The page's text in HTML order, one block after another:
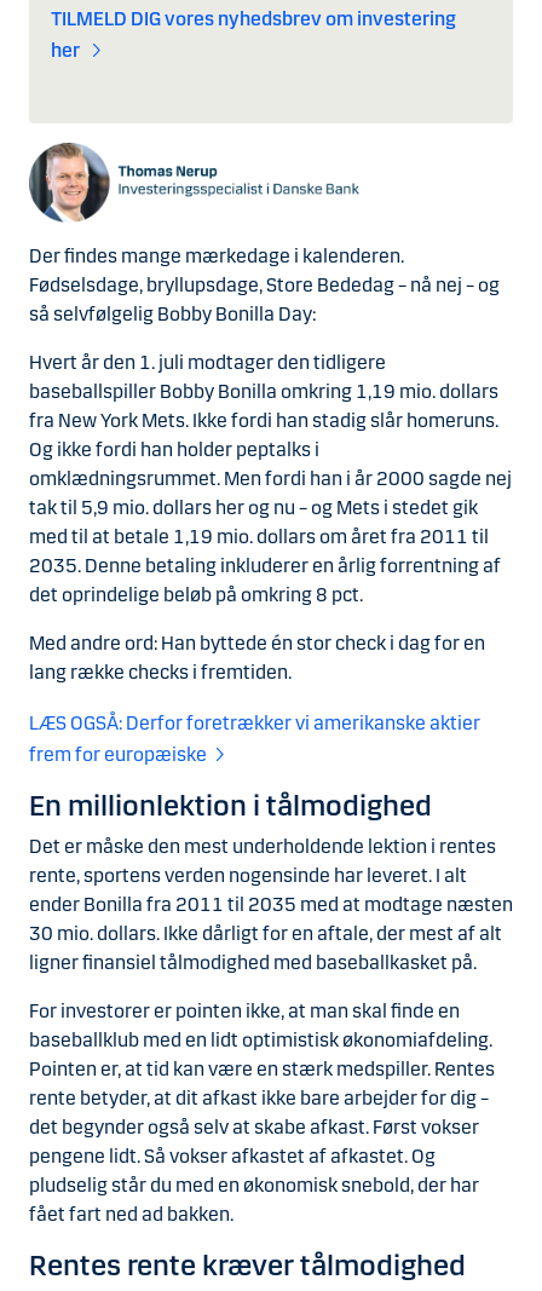
TILMELD DIG vores nyhedsbrev om investering
her
Der findes mange mærkedage i kalenderen.
Fødselsdage, bryllupsdage, Store Bededag – nå nej – og
så selvfølgelig Bobby Bonilla Day:
Hvert år den 1. juli modtager den tidligere
baseballspiller Bobby Bonilla omkring 1,19 mio. dollars
fra New York Mets. Ikke fordi han stadig slår homeruns.
Og ikke fordi han holder peptalks i
omklædningsrummet. Men fordi han i år 2000 sagde nej
tak til 5,9 mio. dollars her og nu – og Mets i stedet gik
med til at betale 1,19 mio. dollars om året fra 2011 til
2035. Denne betaling inkluderer en årlig forrentning af
det oprindelige beløb på omkring 8 pct.
Med andre ord: Han byttede én stor check i dag for en
lang række checks i fremtiden.
LÆS OGSÅ: Derfor foretrækker vi amerikanske aktier
frem for europæiske
En millionlektion i tålmodighed
Det er måske den mest underholdende lektion i rentes
rente, sportens verden nogensinde har leveret. I alt
ender Bonilla fra 2011 til 2035 med at modtage næsten
30 mio. dollars. Ikke dårligt for en aftale, der mest af alt
ligner finansiel tålmodighed med baseballkasket på.
For investorer er pointen ikke, at man skal finde en
baseballklub med en lidt optimistisk økonomiafdeling.
Pointen er, at tid kan være en stærk medspiller. Rentes
rente betyder, at dit afkast ikke bare arbejder for dig –
det begynder også selv at skabe afkast. Først vokser
pengene lidt. Så vokser afkastet af afkastet. Og
pludselig står du med en økonomisk snebold, der har
fået fart ned ad bakken.
Rentes rente kræver tålmodighed